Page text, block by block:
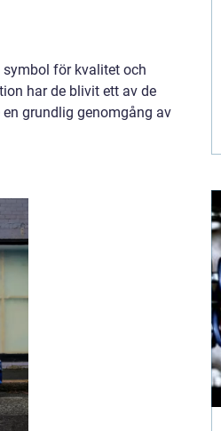
för kvalitet och
har de blivit ett av de
grundlig genomgång av